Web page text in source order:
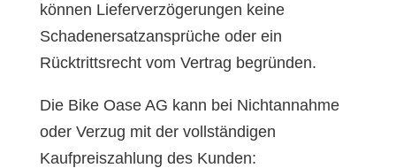
können Lieferverzögerungen keine
Schadenersatzansprüche oder ein
Rücktrittsrecht vom Vertrag begründen.
Die Bike Oase AG kann bei Nichtannahme
oder Verzug mit der vollständigen
Kaufpreiszahlung des Kunden: